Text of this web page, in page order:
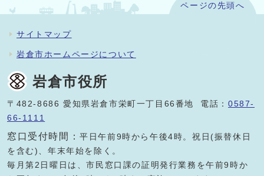
ページの先頭へ
サイトマップ
岩倉市ホームページについて
岩倉市役所
〒482-8686 愛知県岩倉市栄町一丁目66番地 電話：0587-
66-1111
窓口受付時間：平日午前9時から午後4時。祝日(振替休日
を含む)、年末年始を除く。
毎月第2日曜日は、市民窓口課の証明発行業務を午前9時か